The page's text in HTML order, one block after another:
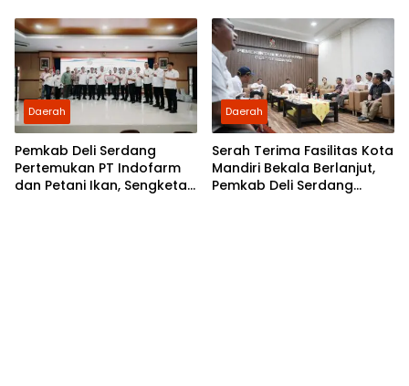
Daerah
Pemkab Deli Serdang
Pertemukan PT Indofarm
dan Petani Ikan, Sengketa
Daerah
Serah Terima Fasilitas Kota
Mandiri Bekala Berlanjut,
Pemkab Deli Serdang